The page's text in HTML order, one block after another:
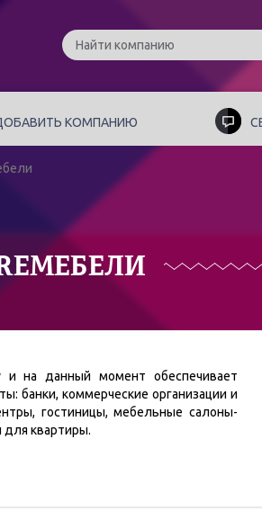
КОМПАНИЮ
на данный момент обеспечивает
банки, коммерческие организации и
гостиницы, мебельные салоны-
квартиры.